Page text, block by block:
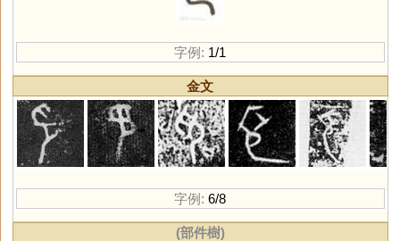
字例: 1/1
金文
字例: 6/8
(部件樹)